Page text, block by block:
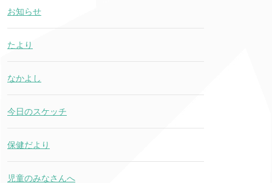
お知らせ
たより
なかよし
今日のスケッチ
保健だより
児童のみなさんへ